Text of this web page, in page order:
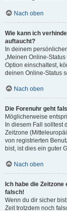
Nach oben
Wie kann ich
auftaucht?
In deinem
„Meinen Online-
Option einschaltest,
deinen Online-Status
Nach oben
Die Forenuhr geht
Möglicherweise
In diesem Fall solltest
Zeitzone
von registrierten
bist, ist dies ein guter
Nach oben
Ich habe die
falsch!
Wenn du dir sicher
Zeit trotzdem noch